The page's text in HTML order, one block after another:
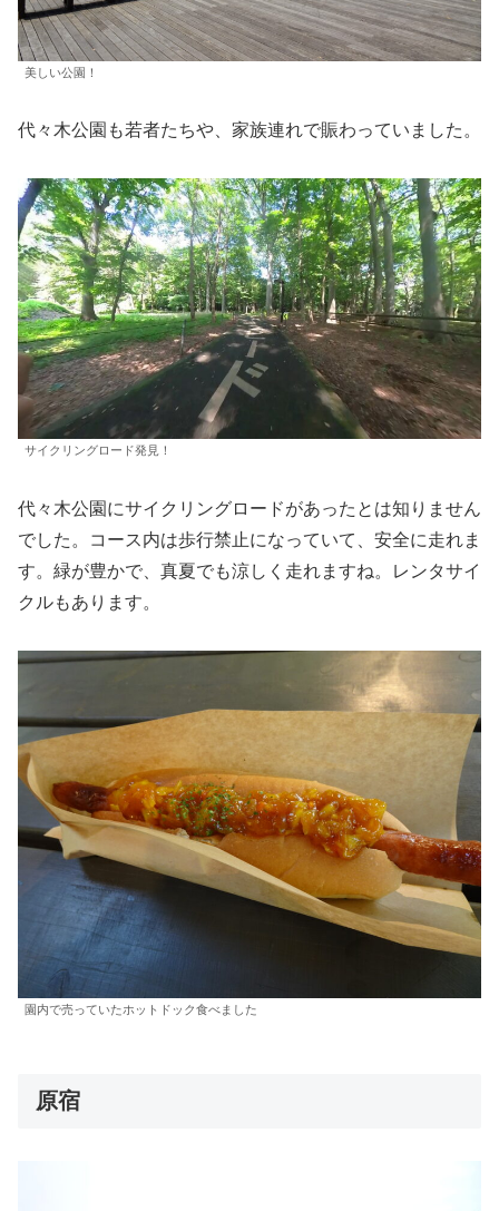
美しい公園！
代々木公園も若者たちや、家族連れで賑わっていました。
サイクリングロード発見！
代々木公園にサイクリングロードがあったとは知りません
でした。コース内は歩行禁止になっていて、安全に走れま
す。緑が豊かで、真夏でも涼しく走れますね。レンタサイ
クルもあります。
園内で売っていたホットドック食べました
原宿